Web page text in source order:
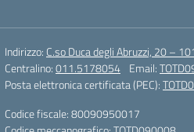
Indirizzo: C.so Duca degli Abruzzi, 20 –
Centralino:011.5178054 Email:
Posta elettronica certificata (PEC):
Codice fiscale: 80090950017